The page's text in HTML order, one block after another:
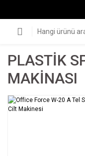
PLASTİK
MAKİNASI